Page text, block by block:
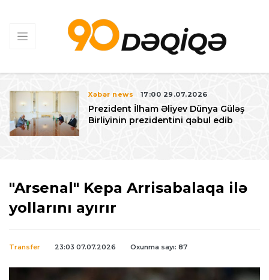
Xəbər news 17:00 29.07.2026
Prezident İlham Əliyev Dünya Güləş
Birliyinin prezidentini qəbul edib
"Arsenal" Kepa Arrisabalaqa ilə
yollarını ayırır
Transfer 23:03 07.07.2026 Oxunma sayı: 87